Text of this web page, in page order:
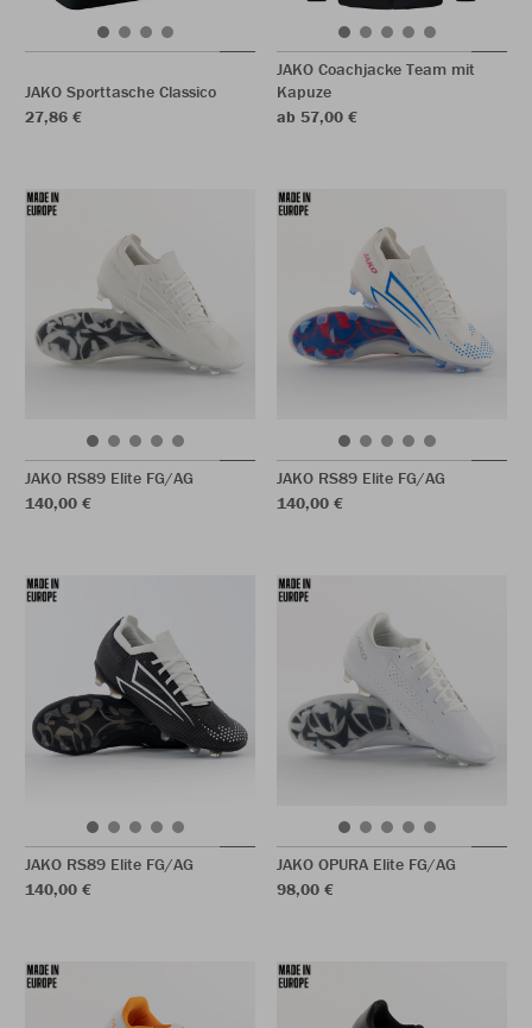
JAKO Sporttasche Classico
27,86 €
JAKO Coachjacke Team mit
Kapuze
ab 57,00 €
JAKO RS89 Elite FG/AG
140,00 €
JAKO RS89 Elite FG/AG
140,00 €
JAKO RS89 Elite FG/AG
140,00 €
JAKO OPURA Elite FG/AG
98,00 €